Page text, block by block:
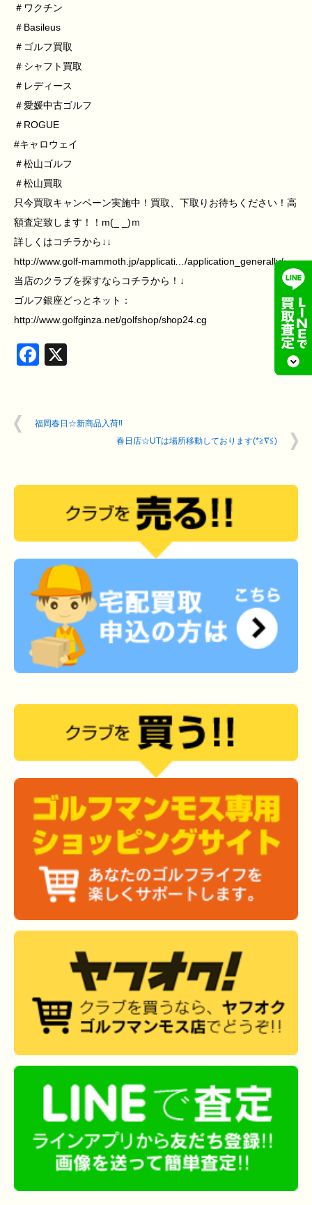
＃ワクチン
＃Basileus
＃ゴルフ買取
＃シャフト買取
＃レディース
＃愛媛中古ゴルフ
＃ROGUE
#キャロウェイ
＃松山ゴルフ
＃松山買取
只今買取キャンペーン実施中！買取、下取りお待ちください！高
額査定致します！！m(_ _)ｍ
詳しくはコチラから↓↓
http://www.golf-mammoth.jp/applicati…/application_generally/
当店のクラブを探すならコチラから！↓
ゴルフ銀座どっとネット：
http://www.golfginza.net/golfshop/shop24.cg
Facebook
福岡春日☆新商品入荷‼︎
春日店☆UTは場所移動しております(*≧∇≦)